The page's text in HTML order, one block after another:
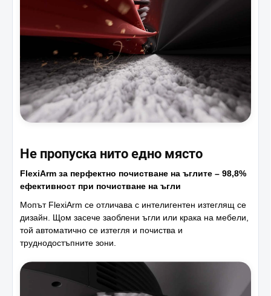
Не пропуска нито едно място
FlexiArm за перфектно почистване на ъглите – 98,8%
ефективност при почистване на ъгли
Мопът FlexiArm се отличава с интелигентен изтеглящ се
дизайн. Щом засече заоблени ъгли или крака на мебели,
той автоматично се изтегля и почиства и
труднодостъпните зони.